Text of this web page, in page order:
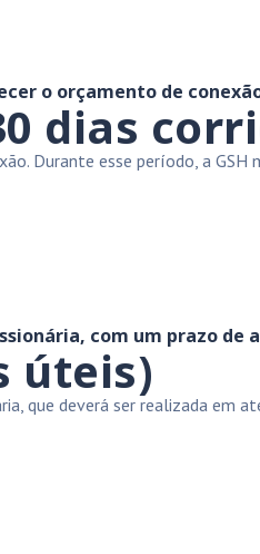
o orçamento de
dias
Durante esse período, a
com um prazo de
úteis)
que deverá ser realizada em